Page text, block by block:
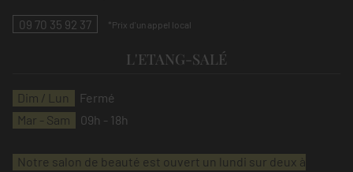
09 70 35 92 37
L'ETANG-SALÉ
Dim / Lun
Fermé
Mar - Sam
09h - 18h
Notre salon de beauté est ouvert un lundi sur deux à